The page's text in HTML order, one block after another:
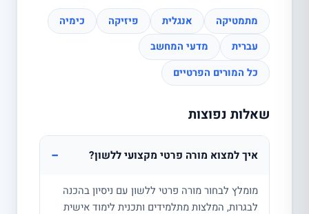
מתמטיקה אנגלית פיזיקה
כימיה
עברית
מדעי המחשב
כל המורים הפרטיים
שאלות נפוצות
איך למצוא מורה פרטי מקצועי ללשון? −
מומלץ לבחור מורה פרטי ללשון עם ניסיון בהכנה
לבגרות, המלצות מתלמידים ותכנית לימוד אישית